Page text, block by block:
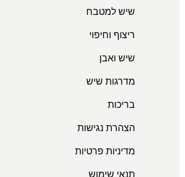
שיש למטבח
ריצוף וחיפוי
שיש ואבן
מדרגות שיש
בריכות
הצהרת נגישות
מדיניות פרטיות
תנאי שימוש